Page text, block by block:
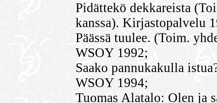
Pidättekö dekkareista
kanssa). Kirjastopalvelu
Päässä tuulee. (Toim.
WSOY 1992;
Saako pannukakulla
WSOY 1994;
Tuomas Alatalo: Olen ja